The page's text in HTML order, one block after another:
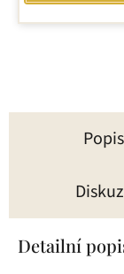
Popis
Detailní